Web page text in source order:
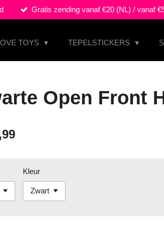
Gratis zending vanaf €20 (NL) / vanaf
TOYS TEPELSTICKERS
Open Front
Kleur